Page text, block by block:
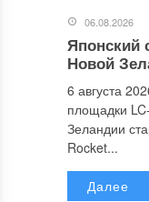
06.08.2026
Японский
Новой
6 августа
площадки
Зеландии
Rocket...
Далее